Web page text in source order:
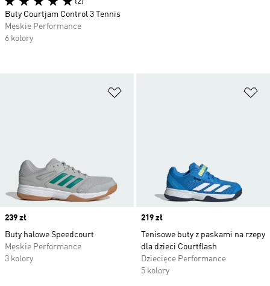
Price
239 zł
Buty halowe Speedcourt
Męskie Performance
3 kolory
Price
219 zł
Tenisowe buty z paskami na rzepy
dla dzieci Courtflash
Dziecięce Performance
5 kolory
Buty Courtjam Control 3 Tennis
Męskie Performance
6 kolory